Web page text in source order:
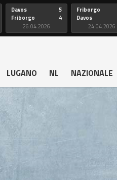
Davos
Friborgo
5
4
26.04.2026
Friborgo
Davos
24.04.2026
LUGANO NL NAZIONALE